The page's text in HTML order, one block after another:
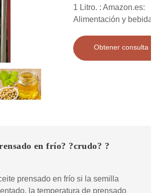
1 Litro. : Amazon.es:
Alimentación y bebidas
Obtener consulta
en frío? ?crudo? ?
prensado en frío si la semilla
la temperatura de prensado